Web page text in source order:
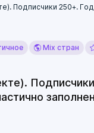
Подписчики 250+.
Mix стран